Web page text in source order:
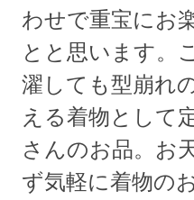
わせで重宝にお
とと思います。
濯しても型崩れ
える着物として
さんのお品。お
ず気軽に着物の